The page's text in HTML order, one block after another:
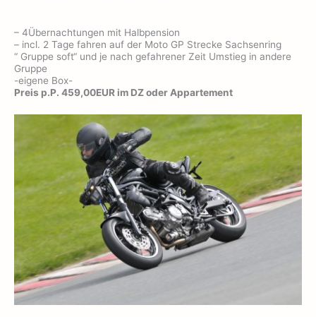
– 4Übernachtungen mit Halbpension
– incl. 2 Tage fahren auf der Moto GP Strecke Sachsenring
“ Gruppe soft“ und je nach gefahrener Zeit Umstieg in andere
Gruppe
-eigene Box-
Preis p.P. 459,00EUR im DZ oder Appartement